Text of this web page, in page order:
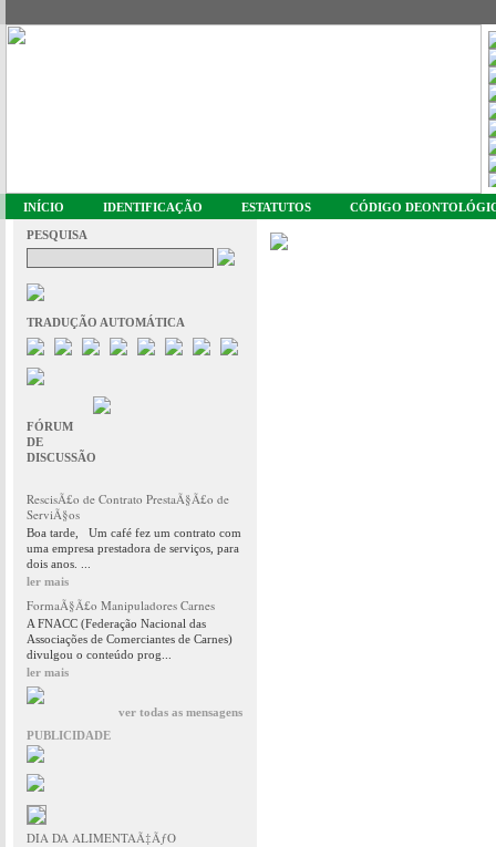
INÍCIO IDENTIFICAÇÃO ESTATUTOS CÓDIGO
PESQUISA
TRADUÇÃO AUTOMÁTICA
FÓRUM
DE
DISCUSSÃO
RescisÃ£o de Contrato PrestaÃ§Ã£o de
ServiÃ§os
Boa tarde, Um café fez um contrato com
uma empresa prestadora de serviços, para
dois anos. ...
ler mais
FormaÃ§Ã£o Manipuladores Carnes
A FNACC (Federação Nacional das
Associações de Comerciantes de Carnes)
divulgou o conteúdo prog...
ler mais
ver todas as mensagens
PUBLICIDADE
DIA DA ALIMENTAÃ‡ÃƒO